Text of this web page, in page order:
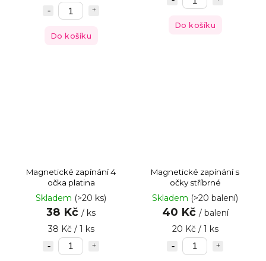
Do košíku
Do košíku
Magnetické zapínání 4
očka platina
Skladem (>20 ks)
38 Kč / ks
38 Kč / 1 ks
Magnetické zapínání s
očky stříbrné
Skladem (>20 balení)
40 Kč / balení
20 Kč / 1 ks